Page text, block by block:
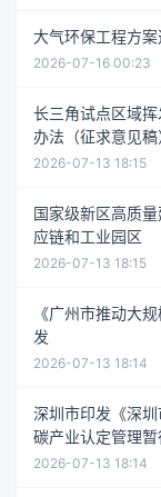
大气环保工程方
2026-07-16 00:23
长三角试点区域
办法（征求意见稿
2026-07-13 18:15
国家级新区高质
应链和工业园区
2026-07-13 18:15
《广州市推动大
发
2026-07-13 18:14
深圳市印发《深
碳产业认定管理暂
2026-07-13 18:14